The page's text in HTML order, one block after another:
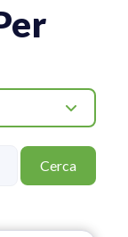
Cerca